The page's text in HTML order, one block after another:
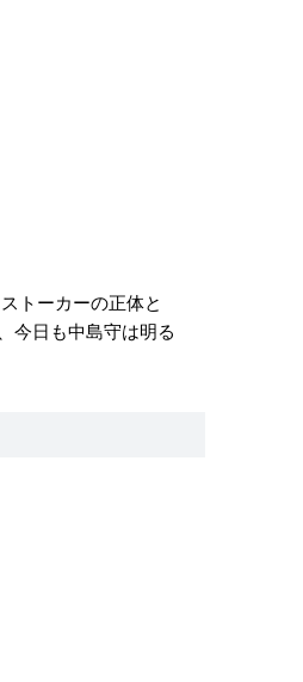
トーカーの正体と
今日も中島守は明る